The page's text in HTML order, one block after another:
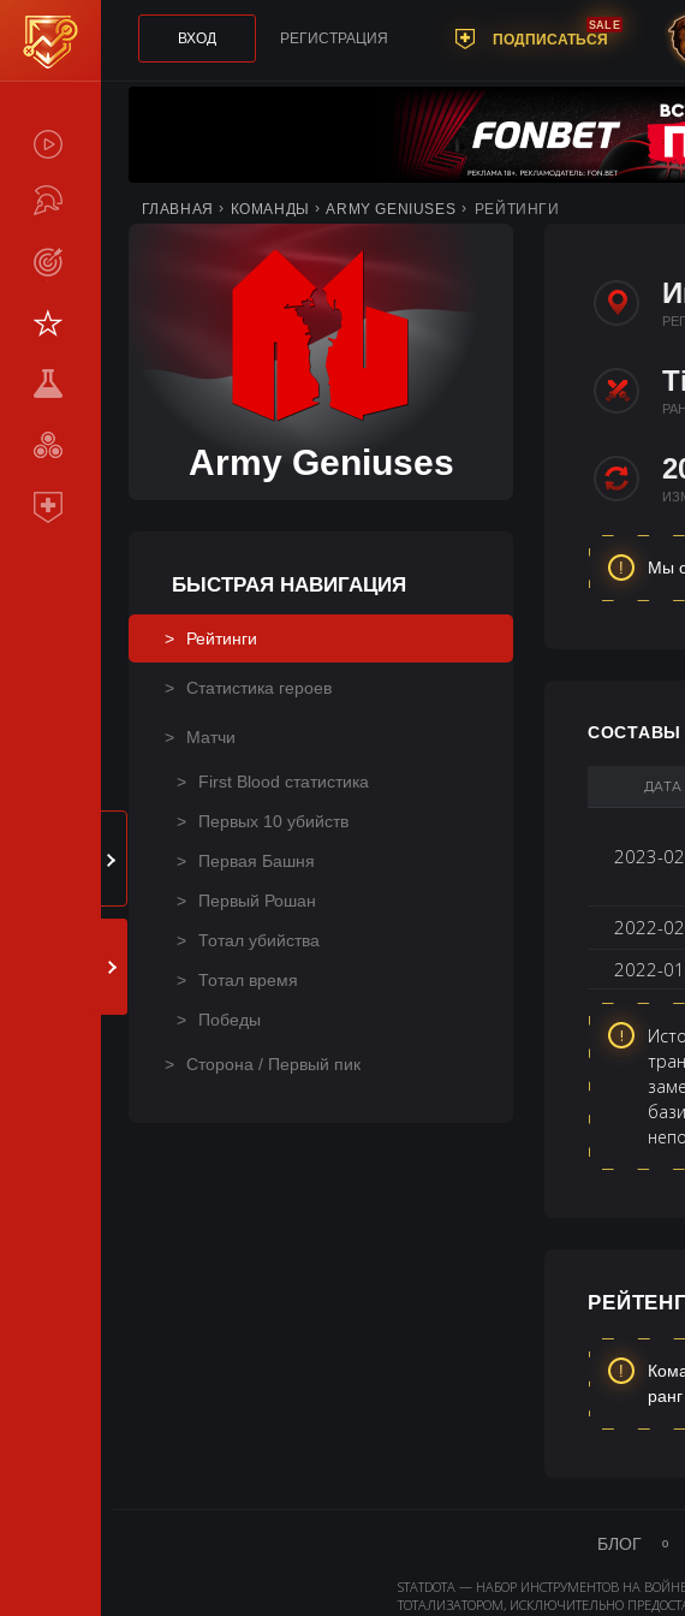
ТУРНИРЫ
LIVE
СТАТИСТИКА
КОМАНДЫ
СРАВНИТЬ
ВХОД РЕГИСТРАЦИЯ ПОДПИСАТЬСЯ
SALE
ГЛАВНАЯ КОМАНДЫ ARMY GENIUSES РЕЙТИНГИ
Army Geniuses
БЫСТРАЯ НАВИГАЦИЯ
Рейтинги
Статистика героев
Матчи
First Blood статистика
Первых 10 убийств
Первая Башня
Первый Рошан
Тотал убийства
Тотал время
Победы
Сторона / Первый пик
Мы
СОСТАВЫ
ДАТА
2023-
2022-
2022-
БЛОГ
STATDOTA — НАБОР ИНСТРУМЕНТОВ НА
ТОТАЛИЗАТОРОМ, ИСКЛЮЧИТЕЛЬНО